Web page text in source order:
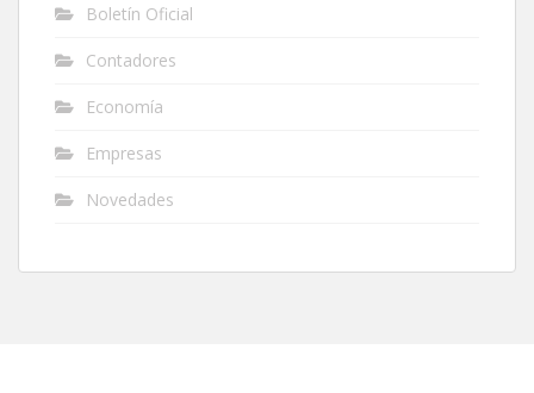
Boletín Oficial
Contadores
Economía
Empresas
Novedades